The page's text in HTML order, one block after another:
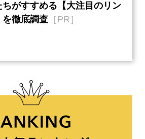
がすすめる【大注目のリン
を徹底調査 ［PR］